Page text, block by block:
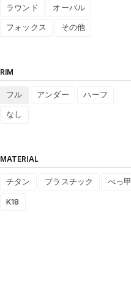
ラウンド オーバル
フォックス その他
RIM
フル アンダー ハーフ
なし
MATERIAL
チタン プラスチック べっ甲
K18